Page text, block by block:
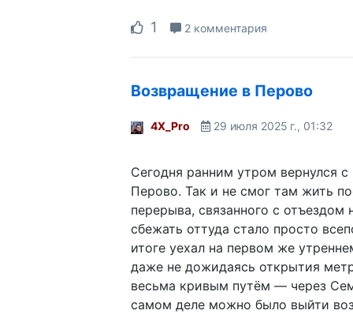
1 2 комментария
Возвращение в Перово
4X_Pro 29 июля 2025 г., 01:32
Сегодня ранним утром вернулся
Перово. Так и не смог там жить
перерыва, связанного с отъездом
сбежать оттуда стало просто
итоге уехал на первом же
даже не дожидаясь открытия
весьма кривым путём — через
самом деле можно было выйти